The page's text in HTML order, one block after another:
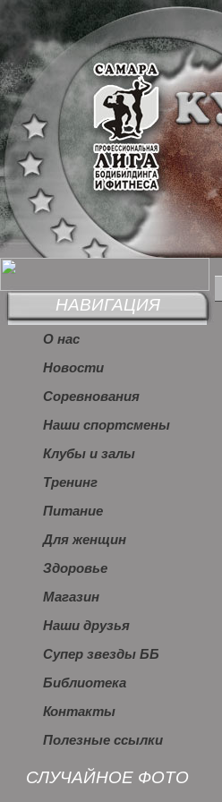
НАВИГАЦИЯ
О нас
Новости
Соревнования
Наши спортсмены
Клубы и залы
Тренинг
Питание
Для женщин
Здоровье
Магазин
Наши друзья
Супер звезды ББ
Библиотека
Контакты
Полезные ссылки
СЛУЧАЙНОЕ ФОТО